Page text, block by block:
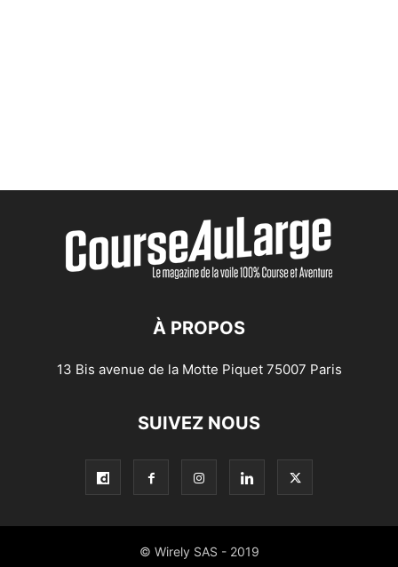
À PROPOS
13 Bis avenue de la Motte Piquet 75007 Paris
SUIVEZ NOUS
© Wirely SAS - 2019